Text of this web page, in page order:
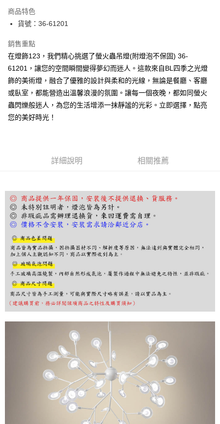
街口支付
悠遊付
Google Pay
全盈+PAY
AFTEE先享後付
相關說明
【關於「AFTEE先享後付」】
３．安心：先確認商品／服務後，再付款。
結帳頁面，進行簡訊認證並確認金額後，即可完成結帳。
２．訂單成立數日內，您將收到繳費通知簡訊。
３．收到繳費通知簡訊後14天內，點擊此簡訊中的連結，可透過四大超商／
ATM／網路銀行／等多元方式進行付款，方視為交易完成。
購買商品的店家。未經商家同意取消之訂單仍視為有效，需透過AFTEE先享
後付繳納相關費用。
※ 交易是否成功請以「AFTEE先享後付 」之結帳頁面顯示為準，若有關於
是否繳費成功／繳費後需取消欲退款等相關疑問，請聯繫「AFTEE先享後付
客戶支援中心」 https://netprotections.freshdesk.com/support/home
【注意事項】
１．透過由恩沛科技股份有限公司提供之「AFTEE先享後付」服務完成之交
易，需依本服務之必要範圍內提供個人資料，並將交易相關給付款項請求債
權轉讓予恩沛科技股份有限公司。
２．關於個人資料處理事宜，請瀏覽以下網址：
https://aftee.tw/terms/#terms3
３．未成年的使用者請事先徵得法定代理人或監護人之同意方可使用
「AFTEE先享後付」，若未經同意申辦者引起之損失，本公司不負相關責
４．使用「AFTEE先享後付」時，將依據個別帳號之用戶狀況，依本公司即
時審查核予不同之上限額度；若仍有額度不足之情形，本公司將視審查結果
請求用戶進行身份認證。
５．嚴禁一人註冊多個帳號或使用他人資訊註冊。若發現惡意使用之情形，
恩沛科技股份有限公司將有權停止該用戶之使用額度並採取法律行動。
商品特色
貨號：36-61201
銷售重點
在燈飾123，我們精心挑選了螢火蟲吊燈(附燈泡不保固) 36-
61201，讓您的空間瞬間變得夢幻而迷人。這款來自BL四季之光燈
飾的美術燈，融合了優雅的設計與柔和的光線，無論是餐廳、客廳
或臥室，都能營造出溫馨浪漫的氛圍。讓每一個夜晚，都如同螢火
蟲閃爍般迷人，為您的生活增添一抹靜謐的光彩。立即選擇，點亮
您的美好時光！
詳細說明 相關推薦